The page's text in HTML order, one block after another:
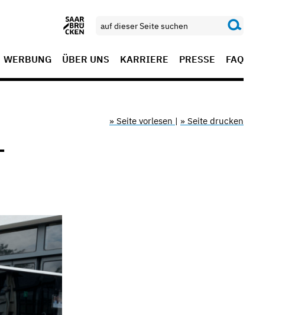
WERBUNG ÜBER UNS KARRIERE PRESSE FAQ
» Seite vorlesen | » Seite drucken